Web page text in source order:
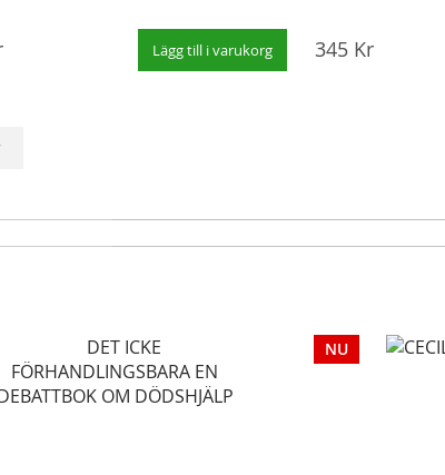
Lägg till i varukorg 345 Kr
katolsk bönbok
nya utgåva av Oremus: katolsk bönbok (8 uppl., 2021)
uppmaning bli din dagliga följeslagare!
Beställ här!
NU